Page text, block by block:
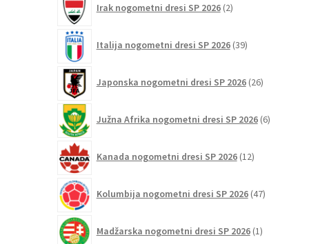
Irak nogometni dresi SP 2026 2izdelka
Italija nogometni dresi SP 2026 39izdelkov
Japonska nogometni dresi SP 2026 26izdelkov
Južna Afrika nogometni dresi SP 2026 6izdelkov
Kanada nogometni dresi SP 2026 12izdelkov
Kolumbija nogometni dresi SP 2026 47izdelkov
Madžarska nogometni dresi SP 2026 1izdelek